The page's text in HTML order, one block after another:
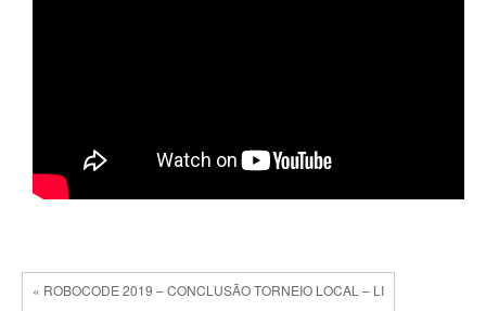
« ROBOCODE 2019 – CONCLUSÃO TORNEIO LOCAL – LI